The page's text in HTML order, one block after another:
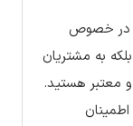
در خصوص
به مشتریان
معتبر هستید.